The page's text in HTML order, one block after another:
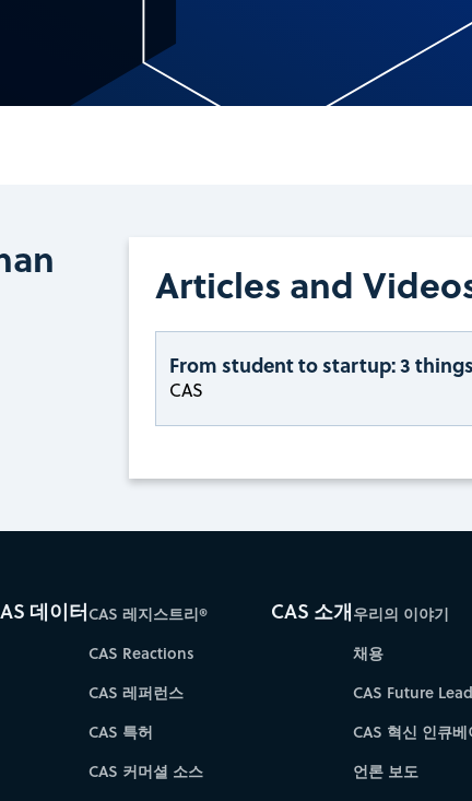
Articles and
From student to startup: 3
CAS
데이터CAS 레지스트리®
CAS Reactions
CAS 레퍼런스
CAS 특허
CAS 커머셜 소스
CAS 소개우리의 이야기
채용
CAS Future
CAS 혁신 인큐베
언론 보도